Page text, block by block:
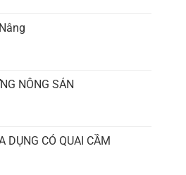
NÔNG SẢN
DỤNG CÓ QUAI CẦM